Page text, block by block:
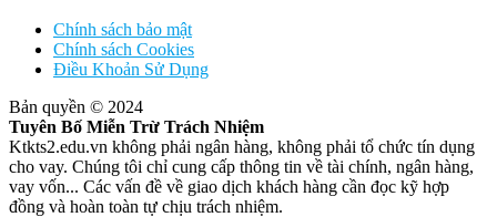
Chính sách bảo mật
Chính sách Cookies
Điều Khoản Sử Dụng
Bản quyền © 2024
Tuyên Bố Miễn Trừ Trách Nhiệm
Ktkts2.edu.vn không phải ngân hàng, không phải tổ chức tín dụng
cho vay. Chúng tôi chỉ cung cấp thông tin về tài chính, ngân hàng,
vay vốn... Các vấn đề về giao dịch khách hàng cần đọc kỹ hợp
đồng và hoàn toàn tự chịu trách nhiệm.